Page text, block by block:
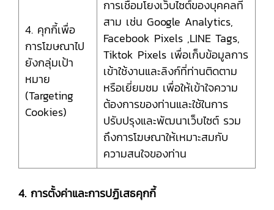
4. คุกกี้เพื่อ
การโฆษณาไป
ยังกลุ่มเป้า
หมาย
(Targeting
Cookies)
การเชื่อมโยงเว็บไซต์ของบุคคลที่
สาม เช่น Google Analytics,
Facebook Pixels ,LINE Tags,
Tiktok Pixels เพื่อเก็บข้อมูลการ
เข้าใช้งานและลิงก์ที่ท่านติดตาม
หรือเยี่ยมชม เพื่อให้เข้าใจความ
ต้องการของท่านและใช้ในการ
ปรับปรุงและพัฒนาเว็บไซต์ รวม
ถึงการโฆษณาให้เหมาะสมกับ
ความสนใจของท่าน
4. การตั้งค่าและการปฏิเสธคุกกี้